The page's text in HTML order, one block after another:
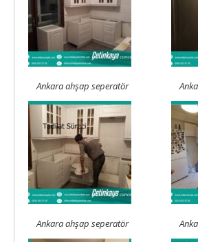
Ankara ahşap seperatör
Ankara ahşap seperatör